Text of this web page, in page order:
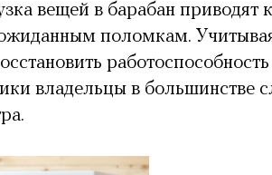
вещей в барабан приводят к
поломкам.
владельцы в большинстве